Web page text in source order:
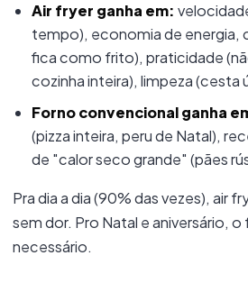
Air fryer ganha em:
tempo), economia de energia,
fica como frito), praticidade
cozinha inteira), limpeza (cesta
Forno convencional ganha
(pizza inteira, peru de Natal),
de "calor seco grande" (pães
Pra dia a dia (90% das vezes), air
sem dor. Pro Natal e aniversário, o
necessário.